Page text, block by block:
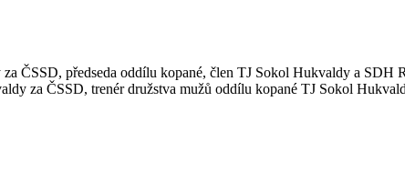
ČSSD, předseda oddílu kopané, člen TJ Sokol Hukvaldy a SDH
za ČSSD, trenér družstva mužů oddílu kopané TJ Sokol